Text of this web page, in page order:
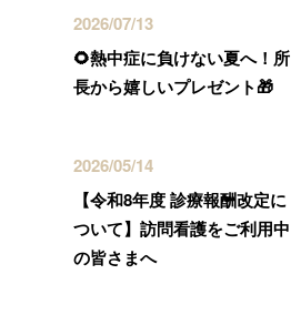
2026/07/13
🌻熱中症に負けない夏へ！所
長から嬉しいプレゼント🎁
2026/05/14
【令和8年度 診療報酬改定に
ついて】訪問看護をご利用中
の皆さまへ